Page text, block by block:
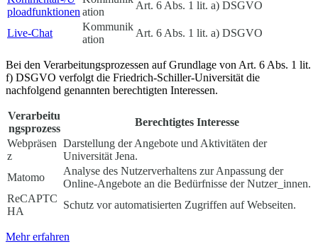
ploadfunktionen ation
Art. 6 Abs. 1 lit. a) DSGVO
Live-Chat
Kommunik
ation
Art. 6 Abs. 1 lit. a) DSGVO
Bei den Verarbeitungsprozessen auf Grundlage von Art. 6 Abs. 1 lit.
f) DSGVO verfolgt die Friedrich-Schiller-Universität die
nachfolgend genannten berechtigten Interessen.
Verarbeitu
ngsprozess
Berechtigtes Interesse
Webpräsen
z
Darstellung der Angebote und Aktivitäten der
Universität Jena.
Matomo
Analyse des Nutzerverhaltens zur Anpassung der
Online-Angebote an die Bedürfnisse der Nutzer_innen.
ReCAPTC
HA
Schutz vor automatisierten Zugriffen auf Webseiten.
Mehr erfahren